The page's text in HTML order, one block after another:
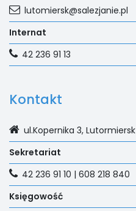
Kontakt
ul.Kopernika 3, Lutormiersk
Sekretariat
42 236 91 10 | 608 218 840
Księgowość
lutomiersk@salezjanie.pl
Internat
42 236 91 13